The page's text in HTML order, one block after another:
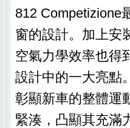
812 Competizione
窗的設計。加上安
空氣力學效率也得
設計中的一大亮點
彰顯新車的整體運
緊湊，凸顯其充滿